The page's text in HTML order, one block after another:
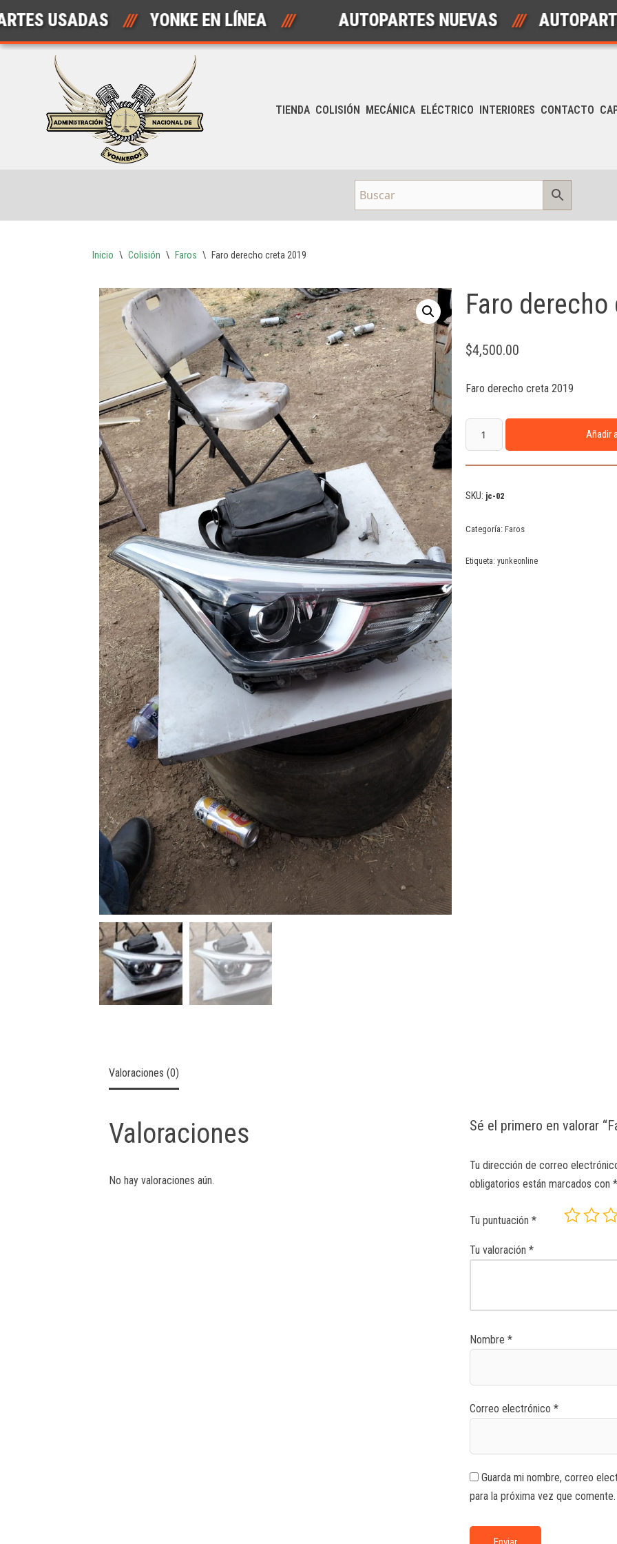
Saltar
/// YONKE EN LÍNEA /// AUTOPARTES NUEVAS /// AUTOPARTES
TIENDA COLISIÓN MECÁNICA ELÉCTRICO INTERIORES CONTACTO
Inicio \ Colisión \ Faros \ Faro derecho creta 2019
Faro
$4,500.00
Faro derecho creta 2019
Añadir
SKU: jc-02
Categoría: Faros
Etiqueta: yunkeonline
Valoraciones (0)
Valoraciones
No hay valoraciones aún.
Sé el primero en valorar
Tu dirección de correo
obligatorios están marcados con*
Tu puntuación*
Tu valoración*
Nombre*
Correo electrónico*
Guarda mi nombre, correo
para la próxima vez que comente.